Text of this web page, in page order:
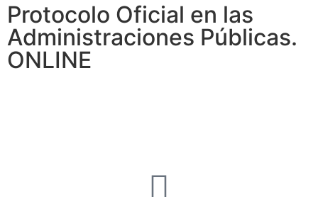
Protocolo Oficial en las
Administraciones Públicas.
ONLINE